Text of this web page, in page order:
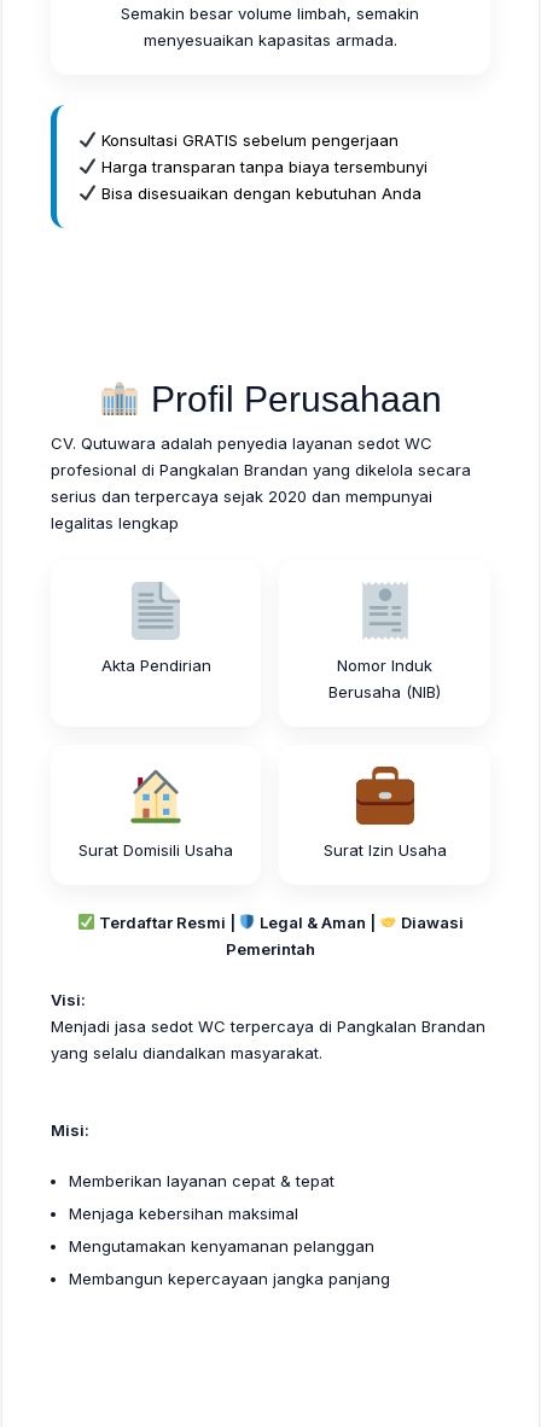
Semakin besar volume limbah, semakin
menyesuaikan kapasitas armada.
Konsultasi GRATIS sebelum pengerjaan
Harga transparan tanpa biaya tersembunyi
Bisa disesuaikan dengan kebutuhan Anda
Profil Perusahaan
CV. Qutuwara adalah penyedia layanan sedot WC
profesional di Pangkalan Brandan yang dikelola secara
serius dan terpercaya sejak 2020 dan mempunyai
legalitas lengkap
Akta Pendirian
Nomor Induk
Berusaha (NIB)
Surat Domisili Usaha Surat Izin Usaha
Terdaftar Resmi | Legal & Aman |
Diawasi
Pemerintah
Visi:
Menjadi jasa sedot WC terpercaya di Pangkalan Brandan
yang selalu diandalkan masyarakat.
Misi:
Memberikan layanan cepat & tepat
Menjaga kebersihan maksimal
Mengutamakan kenyamanan pelanggan
Membangun kepercayaan jangka panjang